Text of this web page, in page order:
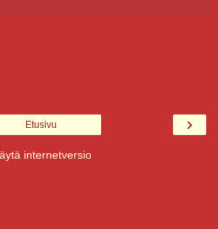
›
Etusivu
internetversio